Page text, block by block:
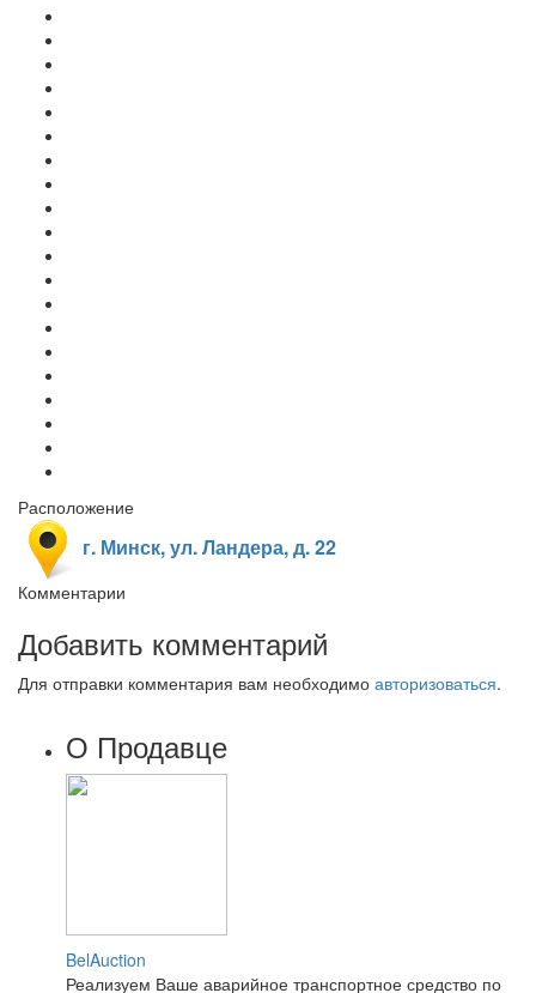
Расположение
г. Минск, ул. Ландера, д. 22
Комментарии
Добавить комментарий
Для отправки комментария вам необходимо авторизоваться.
О Продавце
BelAuction
Реализуем Ваше аварийное транспортное средство по